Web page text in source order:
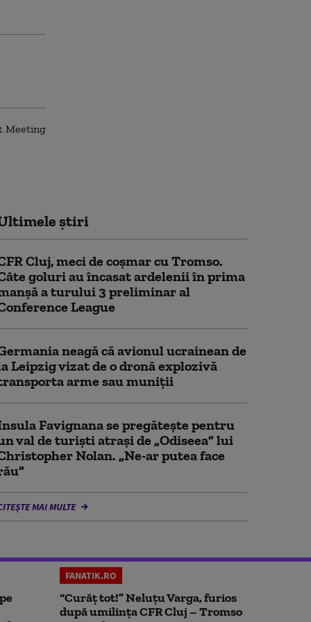
știri
Cluj, meci de coșmar cu Tromso.
goluri au încasat ardelenii în prima
a turului 3 preliminar al
League
neagă că avionul ucrainean de
Leipzig vizat de o dronă explozivă
arme sau muniţii
Favignana se pregăteşte pentru
val de turişti atraşi de „Odiseea” lui
Nolan. „Ne-ar putea face
MAI MULTE
FANATIK.RO
“Curăț tot!” Neluțu Varga, furios
după umilința CFR Cluj – Tromso